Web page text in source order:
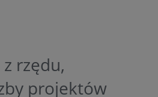
rzędu,
projektów